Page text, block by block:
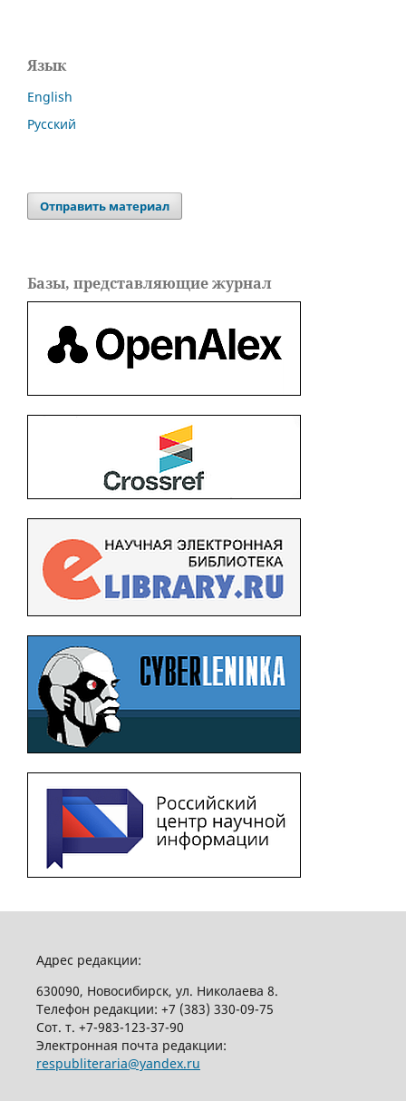
Язык
English
Русский
Отправить материал
Базы, представляющие журнал
Адрес редакции:
630090, Новосибирск, ул. Николаева 8.
Телефон редакции: +7 (383) 330-09-75
Сот. т. +7-983-123-37-90
Электронная почта редакции:
respubliteraria@yandex.ru